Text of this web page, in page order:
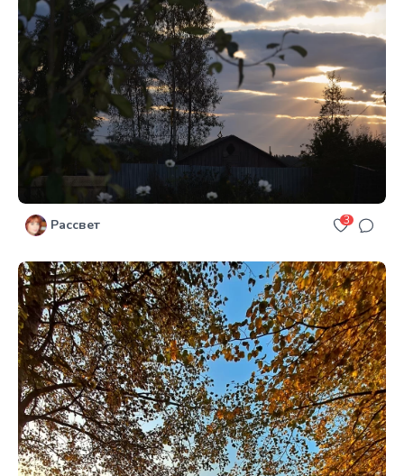
Рассвет 3